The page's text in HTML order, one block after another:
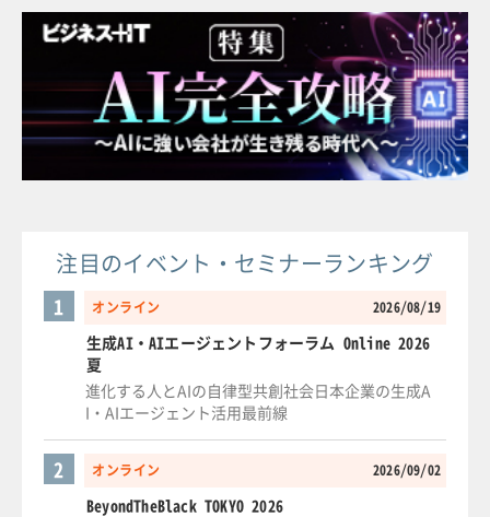
注目のイベント・セミナーランキング
オンライン 2026/08/19
1
生成AI・AIエージェントフォーラム Online 2026
夏
進化する人とAIの自律型共創社会日本企業の生成A
I・AIエージェント活用最前線
オンライン 2026/09/02
2
BeyondTheBlack TOKYO 2026